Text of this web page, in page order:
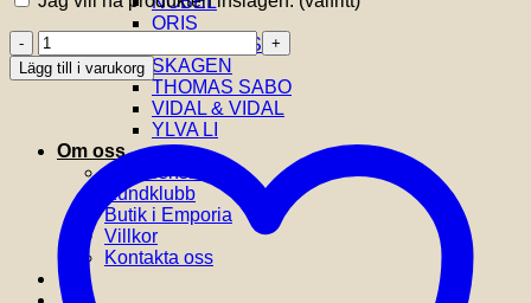
ORIS
SIF JAKOBS
SKAGEN
THOMAS SABO
VIDAL & VIDAL
YLVA LI
Om oss
Om Glensia
Kundklubb
Butik i Emporia
Villkor
Kontakta oss
THOMAS
SABO
-
H2307-
mängd
Lägg till i varukorg